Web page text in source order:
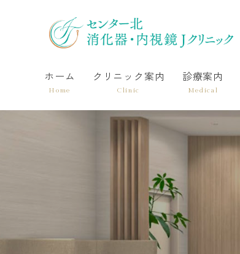
ホーム
Home
クリニック案内
Clinic
診療案内
Medical